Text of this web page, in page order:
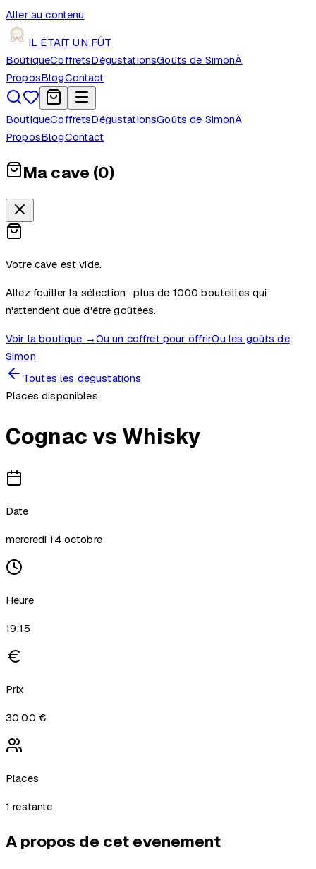
Aller au contenu
IL ÉTAIT UN FÛT
BoutiqueCoffretsDégustationsGoûts de SimonÀ
ProposBlogContact
BoutiqueCoffretsDégustationsGoûts de SimonÀ
ProposBlogContact
Ma cave (0)
Votre cave est vide.
Allez fouiller la sélection · plus de 1000 bouteilles qui
n'attendent que d'être goûtées.
Voir la boutique →Ou un coffret pour offrirOu les goûts de
Simon
Toutes les dégustations
Places disponibles
Cognac vs Whisky
Date
mercredi 14 octobre
Heure
19:15
Prix
30,00 €
Places
1 restante
A propos de cet evenement